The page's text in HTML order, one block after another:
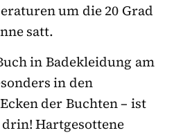
um die 20 Grad
satt.
in Badekleidung am
in den
der Buchten – ist
Hartgesottene